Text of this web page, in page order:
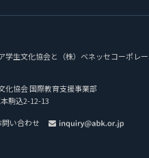
学生文化協会と（株）ベネッセコーポレ
化協会 国際教育支援事業部
駒込2-12-13
問い合わせ